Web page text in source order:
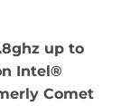
up to
Intel®
Comet